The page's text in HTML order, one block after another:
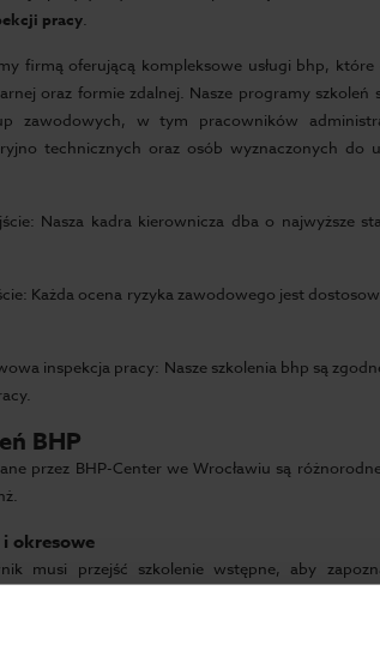
pracy.
firmą oferującą kompleksowe usługi bhp, które
oraz formie zdalnej. Nasze programy szkoleń
zawodowych, w tym pracowników
technicznych oraz osób wyznaczonych do
Nasza kadra kierownicza dba o najwyższe
Każda ocena ryzyka zawodowego jest
inspekcja pracy: Nasze szkolenia bhp są
BHP
przez BHP-Center we Wrocławiu są
okresowe
musi przejść szkolenie wstępne, aby